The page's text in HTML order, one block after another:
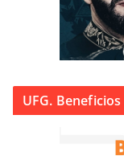
UFG.